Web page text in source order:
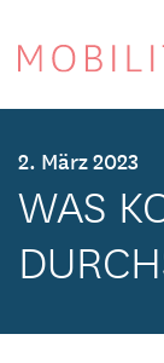
Logo
2. März 2023
WAS